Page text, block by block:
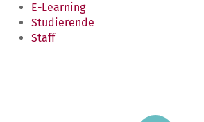
E-Learning
Studierende
Staff